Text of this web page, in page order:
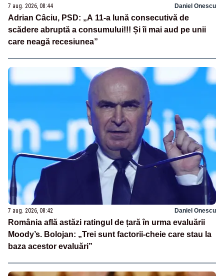
7 aug. 2026, 08:44 Daniel Onescu
Adrian Câciu, PSD: „A 11-a lună consecutivă de
scădere abruptă a consumului!!! Și îi mai aud pe unii
care neagă recesiunea”
7 aug. 2026, 08:42 Daniel Onescu
România află astăzi ratingul de țară în urma evaluării
Moody’s. Bolojan: „Trei sunt factorii-cheie care stau la
baza acestor evaluări”